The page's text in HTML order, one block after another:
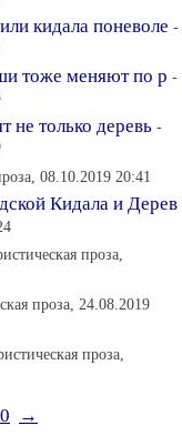
кидала поневоле -
тоже меняют по р -
не только деревь -
08.10.2019 20:41
Кидала и Дерев
проза,
проза, 24.08.2019
проза,
→